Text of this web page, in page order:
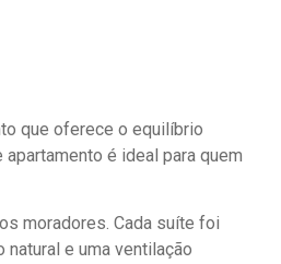
que oferece o equilíbrio
é ideal para quem
moradores. Cada suíte foi
e uma ventilação